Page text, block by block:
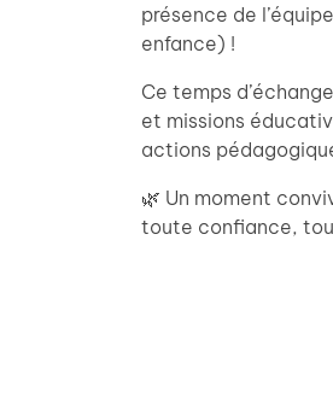
présence de
enfance) !
Ce temps
et missions
actions
🌿 Un moment
toute confiance,